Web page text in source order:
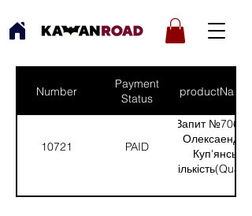
Number
Payment
Status
productNames
10721 PAID
Запит №706 від:
Олексаендр -
Куп'янськ